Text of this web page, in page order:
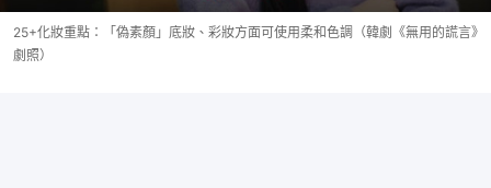
25+化妝重點：「偽素顏」底妝、彩妝方面可使用柔和色調（韓劇《無用的謊言》
劇照）